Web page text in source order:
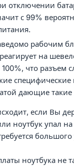
отключении
с 99%
рабочим
на
что разъем
дающие
если Вы
ноутбук упал
большого
ноутбука не